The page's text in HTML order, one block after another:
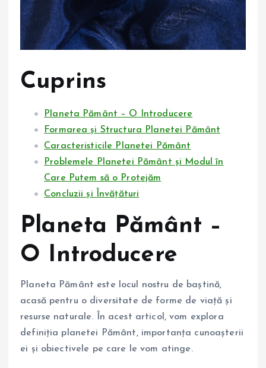
Cuprins
Planeta Pământ – O Introducere
Formarea și Structura Planetei Pământ
Caracteristicile Planetei Pământ
Problemele Planetei Pământ și Modul în
Care Putem să o Protejăm
Concluzii și Învățături
Planeta Pământ –
O Introducere
Planeta Pământ este locul nostru de baştină,
acasă pentru o diversitate de forme de viață și
resurse naturale. În acest articol, vom explora
definiția planetei Pământ, importanța cunoașterii
ei și obiectivele pe care le vom atinge.